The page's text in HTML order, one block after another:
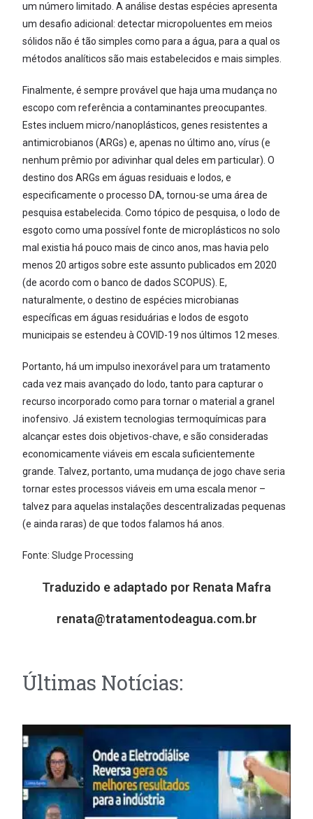
um número limitado. A análise destas espécies apresenta
um desafio adicional: detectar micropoluentes em meios
sólidos não é tão simples como para a água, para a qual os
métodos analíticos são mais estabelecidos e mais simples.
Finalmente, é sempre provável que haja uma mudança no
escopo com referência a contaminantes preocupantes.
Estes incluem micro/nanoplásticos, genes resistentes a
antimicrobianos (ARGs) e, apenas no último ano, vírus (e
nenhum prêmio por adivinhar qual deles em particular). O
destino dos ARGs em águas residuais e lodos, e
especificamente o processo DA, tornou-se uma área de
pesquisa estabelecida. Como tópico de pesquisa, o lodo de
esgoto como uma possível fonte de microplásticos no solo
mal existia há pouco mais de cinco anos, mas havia pelo
menos 20 artigos sobre este assunto publicados em 2020
(de acordo com o banco de dados SCOPUS). E,
naturalmente, o destino de espécies microbianas
específicas em águas residuárias e lodos de esgoto
municipais se estendeu à COVID-19 nos últimos 12 meses.
Portanto, há um impulso inexorável para um tratamento
cada vez mais avançado do lodo, tanto para capturar o
recurso incorporado como para tornar o material a granel
inofensivo. Já existem tecnologias termoquímicas para
alcançar estes dois objetivos-chave, e são consideradas
economicamente viáveis em escala suficientemente
grande. Talvez, portanto, uma mudança de jogo chave seria
tornar estes processos viáveis em uma escala menor –
talvez para aquelas instalações descentralizadas pequenas
(e ainda raras) de que todos falamos há anos.
Fonte:Sludge Processing
Traduzido e adaptado por Renata Mafra
renata@tratamentodeagua.com.br
Últimas Notícias: